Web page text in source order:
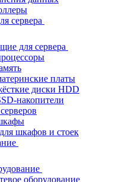
сервера
для сервера
платы
диски HDD
накопители
шкафов и стоек
оборудование